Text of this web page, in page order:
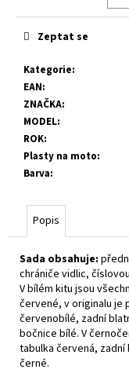
Kategorie:
EAN:
ZNAČKA:
MODEL:
ROK:
Plasty na moto:
Barva:
Zeptat se
Popis
Sada obsahuje:
chrániče vidlic,
V bílém kitu jsou
červené, v originalu je
červenobílé, zadní
bočnice bílé. V
tabulka červená,
černé.
u
m